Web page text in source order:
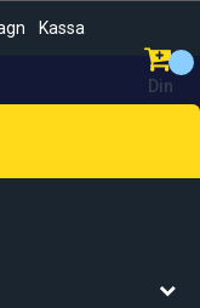
Kassa
Din
Kundvagn
Sök